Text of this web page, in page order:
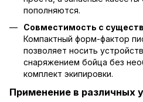
пополняются.
Совместимость с
Компактный форм-фактор
позволяет носить
снаряжением бойца без
комплект экипировки.
Применение в различных